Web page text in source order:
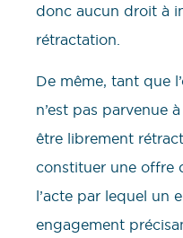
donc aucun droit à
rétractation.
De même, tant que
n’est pas parvenue
être librement
constituer une offre
l’acte par lequel un
engagement